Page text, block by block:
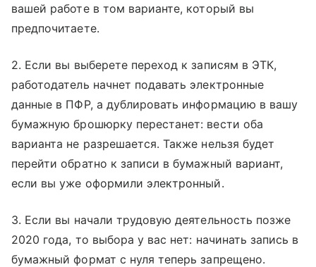
вашей работе в том варианте, который вы
предпочитаете.
2. Если вы выберете переход к записям в ЭТК,
работодатель начнет подавать электронные
данные в ПФР, а дублировать информацию в вашу
бумажную брошюрку перестанет: вести оба
варианта не разрешается. Также нельзя будет
перейти обратно к записи в бумажный вариант,
если вы уже оформили электронный.
3. Если вы начали трудовую деятельность позже
2020 года, то выбора у вас нет: начинать запись в
бумажный формат с нуля теперь запрещено.